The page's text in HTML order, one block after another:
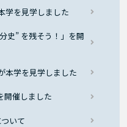
学を見学しました
史” を残そう！」を開
本学を見学しました
開催しました
いて